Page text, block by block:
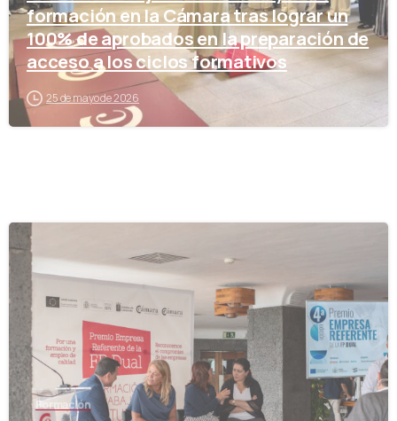
formación en la Cámara tras lograr un
100% de aprobados en la preparación de
acceso a los ciclos formativos
25 de mayo de 2026
Formación